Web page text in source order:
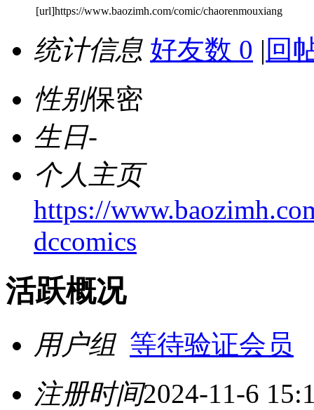
[url]https://www.baozimh.com/comic/chaorenmouxiang
统计信息 好友数 0 | 回
性别保密
生日-
个人主页
https://
dccomics
活跃概况
用户组 等待验证会员
注册时间2024-11-6